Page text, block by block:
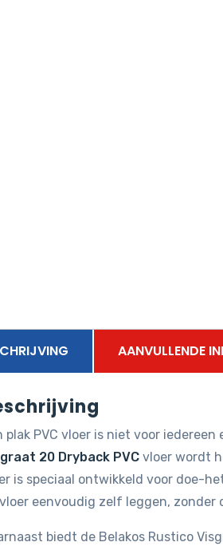
AANVULLENDE
plak PVC vloer is niet voor
20 Dryback PVC vloer wordt
is speciaal ontwikkeld voor doe-
eenvoudig zelf leggen,
biedt de Belakos Rustico